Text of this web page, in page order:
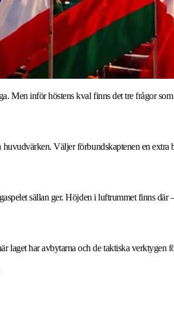
Men inför höstens kval finns det tre frågor
Väljer förbundskaptenen en
sällan ger. Höjden i luftrummet finns
laget har avbytarna och de taktiska verktygen